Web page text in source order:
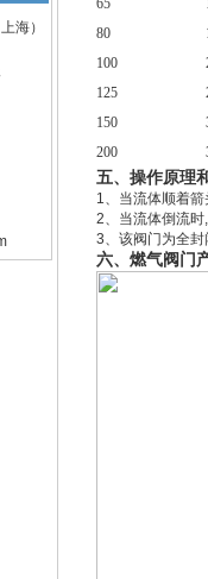
海）
65
80
100
125
150
200
五、操作原理
1、当流体顺着
2、当流体倒流
3、该阀门为全
六、燃气阀门